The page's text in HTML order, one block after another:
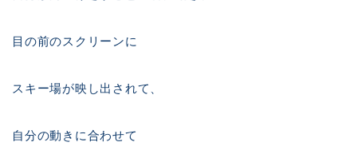
目の前のスクリーンに
スキー場が映し出されて、
自分の動きに合わせて